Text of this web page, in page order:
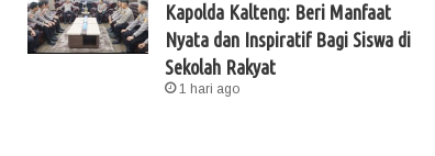
Kapolda Kalteng: Beri Manfaat
Nyata dan Inspiratif Bagi Siswa di
Sekolah Rakyat
1 hari ago